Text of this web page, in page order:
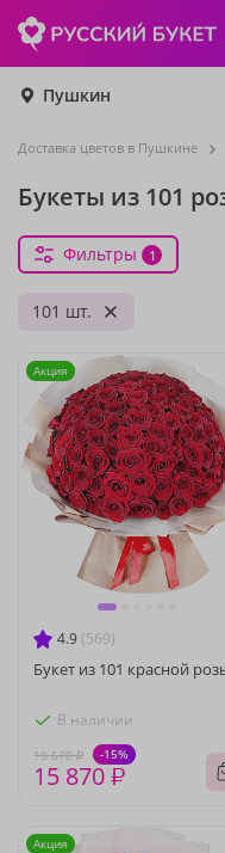
Пушкин
Доставка цветов в Пушкине
Букеты из 101
Фильтры 1
101 шт.
4.9 (569)
Букет из 101 красной
В наличии
18 670 ₽ -15%
15 870 ₽
Акция
Акция